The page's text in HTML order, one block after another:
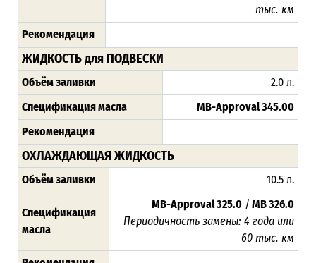
тыс. км
Рекомендация
ЖИДКОСТЬ для ПОДВЕСКИ
Объём заливки
2.0 л.
Спецификация масла
MB-Approval345.00
Рекомендация
ОХЛАЖДАЮЩАЯ ЖИДКОСТЬ
Объём заливки 10.5 л.
Спецификация
масла
MB-Approval 325.0 / MB 326.0
Периодичность замены: 4 года или
60 тыс. км